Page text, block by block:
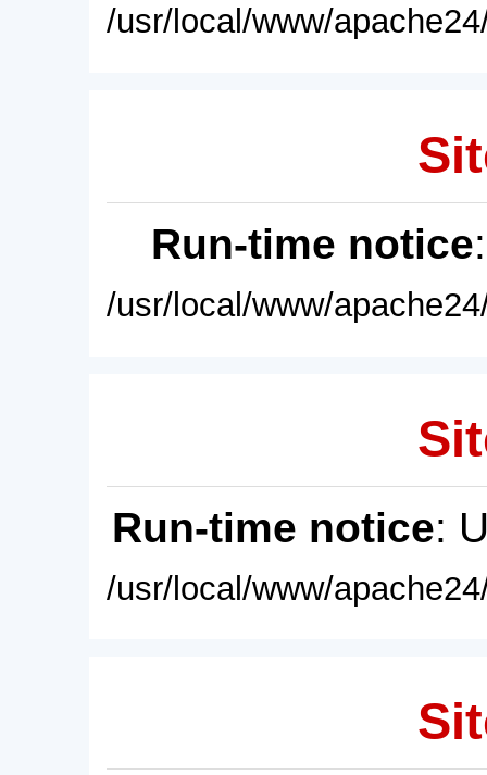
/usr/local/www/
Run-time notice
/usr/local/www/
Run-time notice:
/usr/local/www/